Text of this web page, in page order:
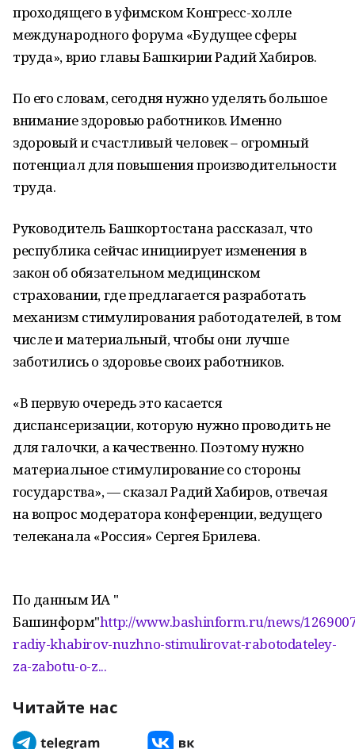
проходящего в уфимском Конгресс-холле
международного форума «Будущее сферы
труда», врио главы Башкирии Радий Хабиров.
По его словам, сегодня нужно уделять большое
внимание здоровью работников. Именно
здоровый и счастливый человек – огромный
потенциал для повышения производительности
труда.
Руководитель Башкортостана рассказал, что
республика сейчас инициирует изменения в
закон об обязательном медицинском
страховании, где предлагается разработать
механизм стимулирования работодателей, в том
числе и материальный, чтобы они лучше
заботились о здоровье своих работников.
«В первую очередь это касается
диспансеризации, которую нужно проводить не
для галочки, а качественно. Поэтому нужно
материальное стимулирование со стороны
государства», — сказал Радий Хабиров, отвечая
на вопрос модератора конференции, ведущего
телеканала «Россия» Сергея Брилева.
По данным ИА "
Башинформ"http://www.bashinform.ru/news/
radiy-khabirov-nuzhno-stimulirovat-rabotodateley-
za-zabotu-o-z...
Читайте нас